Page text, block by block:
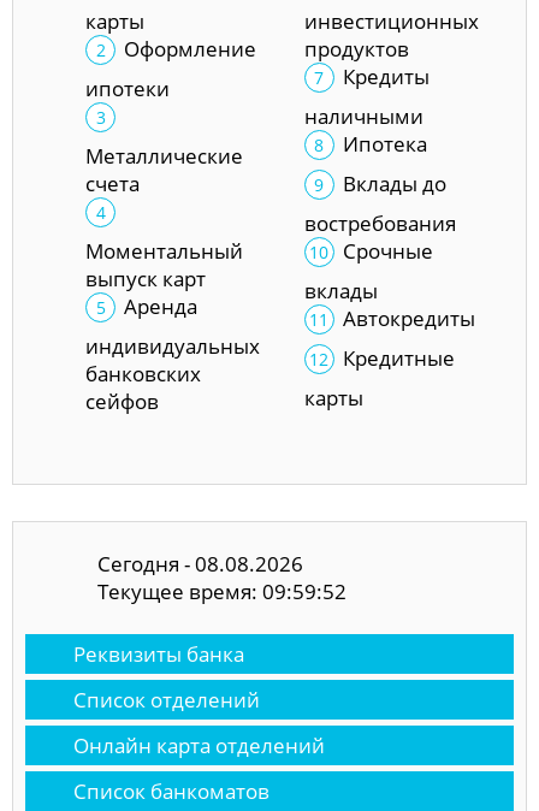
карты
Оформление
ипотеки
Металлические
счета
Моментальный
выпуск карт
Аренда
индивидуальных
банковских
сейфов
инвестиционных
продуктов
Кредиты
наличными
Ипотека
Вклады до
востребования
Срочные
вклады
Автокредиты
Кредитные
карты
Сегодня - 08.08.2026
Текущее время: 09:59:53
Реквизиты банка
Список отделений
Онлайн карта отделений
Список банкоматов